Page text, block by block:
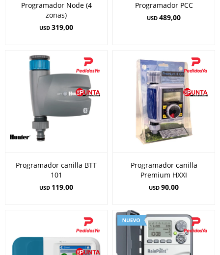
Programador Node (4
zonas)
USD 319,00
Programador PCC
USD 489,00
Programador canilla BTT
101
USD 119,00
Programador canilla
Premium HXXI
USD 90,00